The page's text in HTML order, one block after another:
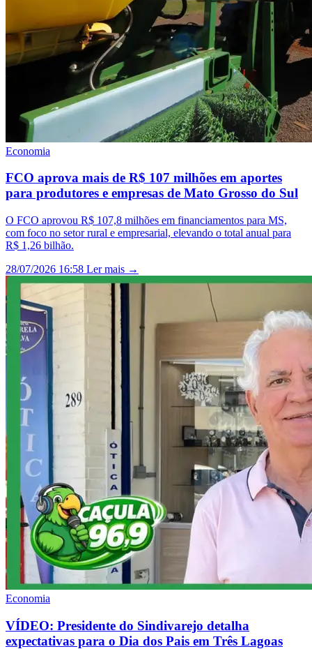
Economia
FCO aprova mais de R$ 107 milhões em aportes
para produtores e empresas de Mato Grosso do Sul
O FCO aprovou R$ 107,8 milhões em financiamentos para MS,
com foco no setor rural e empresarial, elevando o total anual para
R$ 1,26 bilhão.
28/07/2026 16:58 Ler mais →
Economia
VÍDEO: Presidente do Sindivarejo detalha
expectativas para o Dia dos Pais em Três Lagoas